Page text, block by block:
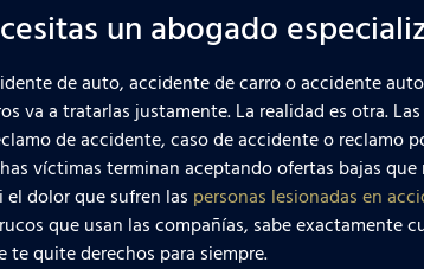
un abogado
de auto, accidente de carro o accidente
va a tratarlas justamente. La realidad es otra.
de accidente, caso de accidente o reclamo
víctimas terminan aceptando ofertas bajas
el dolor que sufren las personas lesionadas en
que usan las compañías, sabe exactamente
te quite derechos para siempre.